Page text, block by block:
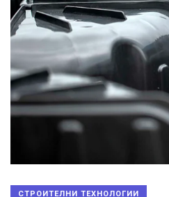
СТРОИТЕЛНИ ТЕХНОЛОГИИ